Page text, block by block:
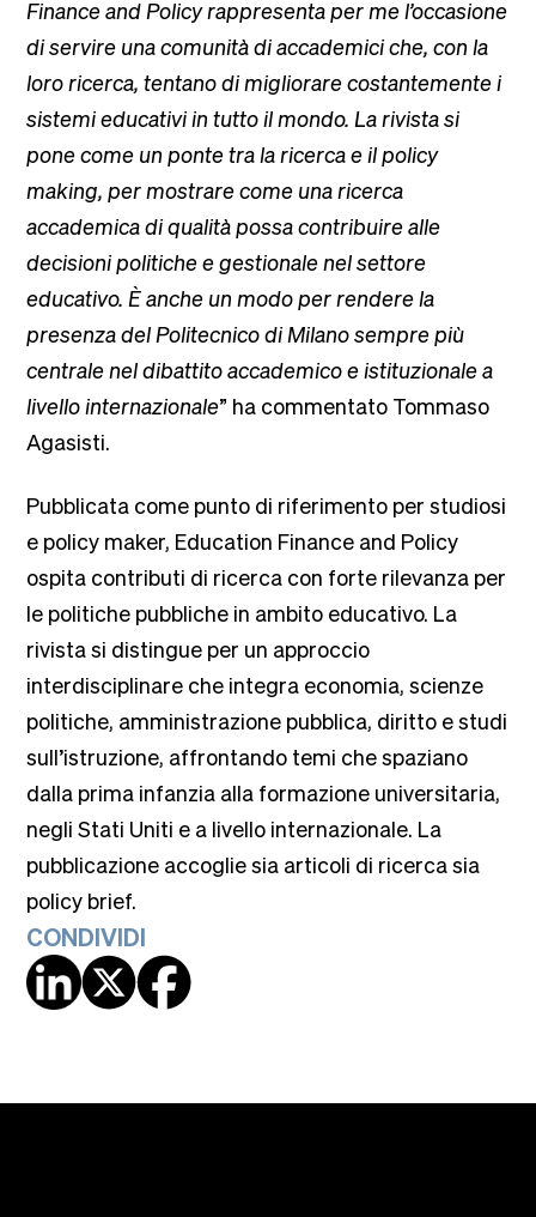
Finance and Policy rappresenta per me l’occasione
di servire una comunità di accademici che, con la
loro ricerca, tentano di migliorare costantemente i
sistemi educativi in tutto il mondo. La rivista si
pone come un ponte tra la ricerca e il policy
making, per mostrare come una ricerca
accademica di qualità possa contribuire alle
decisioni politiche e gestionale nel settore
educativo. È anche un modo per rendere la
presenza del Politecnico di Milano sempre più
centrale nel dibattito accademico e istituzionale a
livello internazionale” ha commentato Tommaso
Agasisti.
Pubblicata come punto di riferimento per studiosi
e policy maker, Education Finance and Policy
ospita contributi di ricerca con forte rilevanza per
le politiche pubbliche in ambito educativo. La
rivista si distingue per un approccio
interdisciplinare che integra economia, scienze
politiche, amministrazione pubblica, diritto e studi
sull’istruzione, affrontando temi che spaziano
dalla prima infanzia alla formazione universitaria,
negli Stati Uniti e a livello internazionale. La
pubblicazione accoglie sia articoli di ricerca sia
policy brief.
CONDIVIDI